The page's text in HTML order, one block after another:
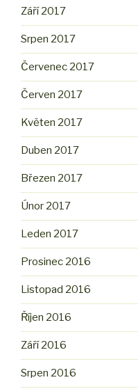
Září 2017
Srpen 2017
Červenec 2017
Červen 2017
Květen 2017
Duben 2017
Březen 2017
Únor 2017
Leden 2017
Prosinec 2016
Listopad 2016
Říjen 2016
Září 2016
Srpen 2016